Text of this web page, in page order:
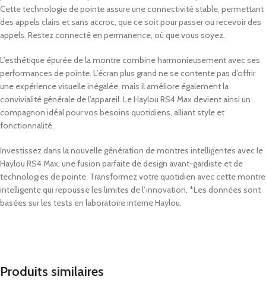
Cette technologie de pointe assure une connectivité stable, permettant
des appels clairs et sans accroc, que ce soit pour passer ou recevoir des
appels. Restez connecté en permanence, où que vous soyez.
L’esthétique épurée de la montre combine harmonieusement avec ses
performances de pointe. L’écran plus grand ne se contente pas d’offrir
une expérience visuelle inégalée, mais il améliore également la
convivialité générale de l’appareil. Le Haylou RS4 Max devient ainsi un
compagnon idéal pour vos besoins quotidiens, alliant style et
fonctionnalité.
Investissez dans la nouvelle génération de montres intelligentes avec le
Haylou RS4 Max, une fusion parfaite de design avant-gardiste et de
technologies de pointe. Transformez votre quotidien avec cette montre
intelligente qui repousse les limites de l’innovation. *Les données sont
basées sur les tests en laboratoire interne Haylou.
Produits similaires